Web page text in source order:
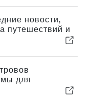
новости,
путешествий и
в
для